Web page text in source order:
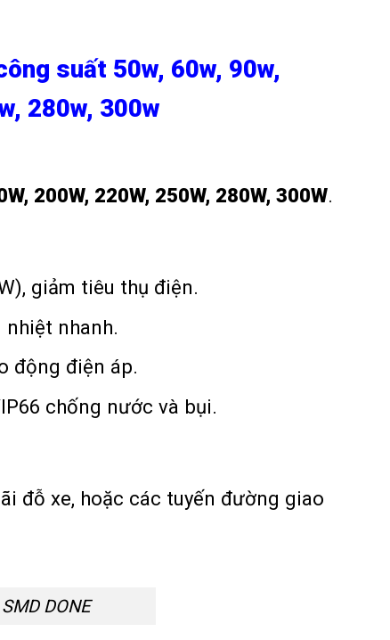
suất 50w, 60w, 90w,
280w, 300w
200W, 220W, 250W, 280W, 300W.
giảm tiêu thụ điện.
nhanh.
động điện áp.
chống nước và bụi.
đỗ xe, hoặc các tuyến đường giao
DONE